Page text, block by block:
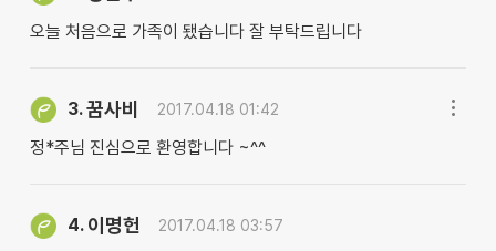
오늘 처음으로 가족이 됐습니다 잘 부탁드립니다
3.꿈사비 2017.04.18 01:42
정*주님 진심으로 환영합니다 ~^^
4. 이명헌 2017.04.18 03:57